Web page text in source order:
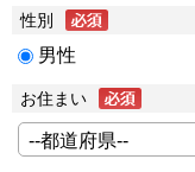
性別
男性
お住まい